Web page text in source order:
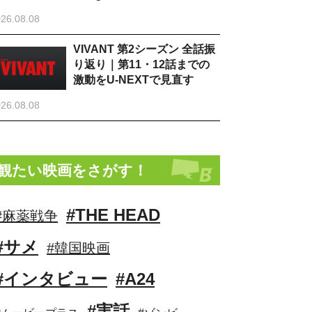
VIVANT 第2シーズン 全話振
り返り｜第11・12話までの
激動をU-NEXTで見直す
たい映画をさがす！
薬戦争 #THE HEAD
サメ
#韓国映画
インタビュー #A24